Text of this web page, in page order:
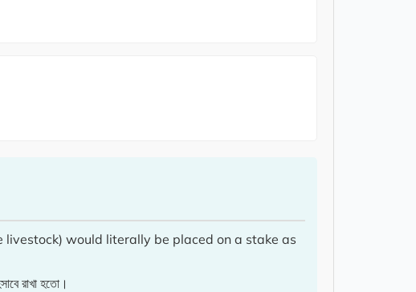
would literally be placed on a stake as
রাখা হতো।